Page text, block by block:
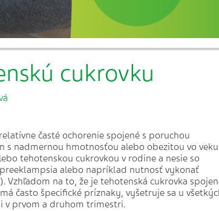
cukrovku
časté ochorenie spojené s poruchou
s nadmernou hmotnosťou alebo obezitou vo veku
tehotenskou cukrovkou v rodine a nesie so
alebo napríklad nutnosť vykonať
Vzhľadom na to, že je tehotenská cukrovka
často špecifické príznaky, vyšetruje sa u
v prvom a druhom trimestri.